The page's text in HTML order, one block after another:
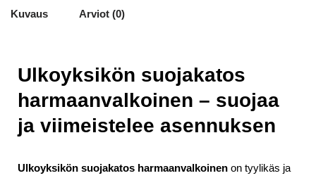
Kuvaus Arviot (0)
Ulkoyksikön suojakatos
harmaanvalkoinen – suojaa
ja viimeistelee asennuksen
Ulkoyksikön suojakatos harmaanvalkoinen on tyylikäs ja